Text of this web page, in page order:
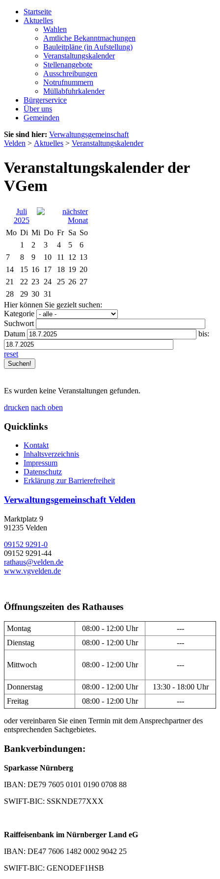
Startseite
Aktuelles
Wahlen
Amtliche Bekanntmachungen
Bauleitpläne (in Aufstellung)
Veranstaltungskalender
Stellenangebote
Ausschreibungen
Notrufnummern
Müllabfuhrkalender
Bürgerservice
Über uns
Gemeinden
Sie sind hier: Verwaltungsgemeinschaft
Velden > Aktuelles > Veranstaltungskalender
Veranstaltungskalender der
VGem
Juli
2025
Mo Di Mi Do Fr Sa So
1
2 3 4 5
6
7
8 9 10 11 12 13
14
15 16 17 18 19 20
21
22 23 24 25 26 27
28
29 30 31
Hier können Sie gezielt suchen:
Kategorie
Suchwort
Datum
bis:
reset
Es wurden keine Veranstaltungen gefunden.
drucken nach oben
Quicklinks
Kontakt
Inhaltsverzeichnis
Impressum
Datenschutz
Erklärung zur Barrierefreiheit
Verwaltungsgemeinschaft Velden
Marktplatz 9
91235 Velden
09152 9291-0
09152 9291-44
rathaus@velden.de
www.vgvelden.de
Öffnungszeiten des Rathauses
Montag 08:00 - 12:00 Uhr
---
Dienstag
08:00 - 12:00 Uhr ---
Mittwoch 08:00 - 12:00 Uhr ---
Donnerstag 08:00 - 12:00 Uhr
13:30 - 18:00 Uhr
Freitag
08:00 - 12:00 Uhr ---
oder vereinbaren Sie einen Termin mit dem Ansprechpartner des
entsprechenden Sachgebietes.
Bankverbindungen:
Sparkasse Nürnberg
IBAN: DE79 7605 0101 0190 0708 88
SWIFT-BIC: SSKNDE77XXX
Raiffeisenbank im Nürnberger Land eG
IBAN: DE47 7606 1482 0002 9042 25
SWIFT-BIC: GENODEF1HSB